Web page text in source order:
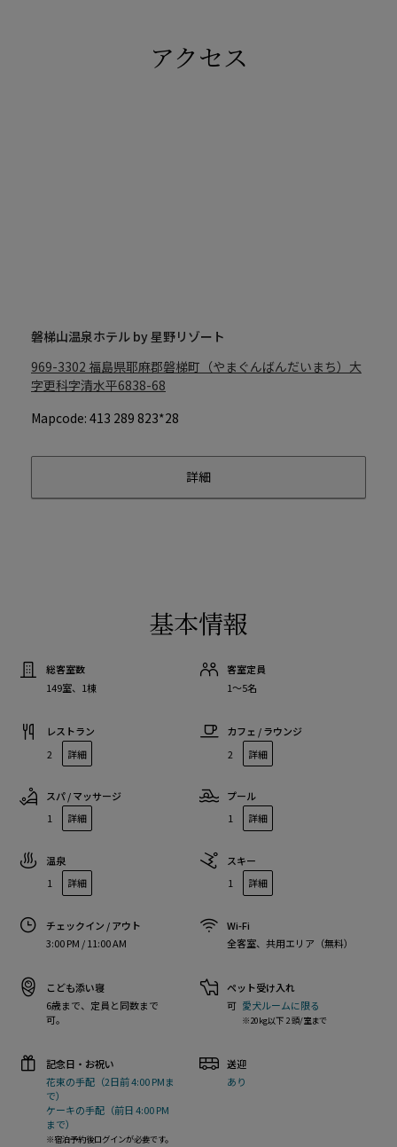
アクセス
磐梯山温泉ホテル by 星野リゾート
969-3302 福島県耶麻郡磐梯町（やまぐんばんだいまち）大
字更科字清水平6838-68
Mapcode: 413 289 823*28
詳細
基本情報
総客室数
149室、1棟
客室定員
1〜5名
レストラン
2
詳細
カフェ / ラウンジ
2
詳細
スパ / マッサージ
1
詳細
プール
1
詳細
温泉
1
詳細
スキー
1
詳細
チェックイン / アウト
3:00 PM / 11:00 AM
Wi-Fi
全客室、共用エリア（無料）
こども添い寝
6歳まで、定員と同数まで
可。
ペット受け入れ
可 愛犬ルームに限る
※20kg以下 2 頭/室まで
記念日・お祝い
花束の手配（2日前 4:00 PMま
で）
ケーキの手配（前日 4:00 PM
まで）
※宿泊予約後ログインが必要です。
送迎
あり